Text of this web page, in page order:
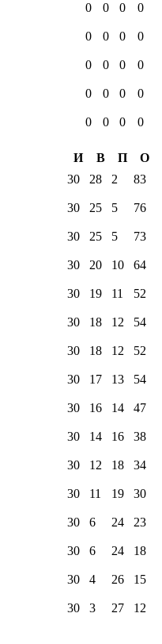
0 0 0 0
0 0 0 0
0 0 0 0
0 0 0 0
0 0 0
0
И В П
О
30 28 2 83
30 25 5 76
30 25 5 73
30 20 10 64
30 19 11 52
30 18 12 54
30 18 12 52
30 17 13 54
30 16 14 47
30 14 16 38
30 12 18 34
30 11 19 30
30 6 24 23
30 6 24 18
30 4 26 15
30 3 27 12